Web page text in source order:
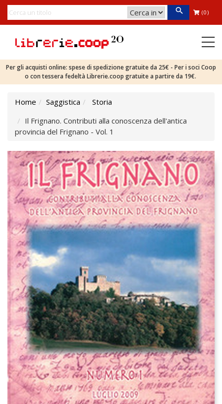
(0)
Per gli acquisti online: spese di spedizione gratuite da 25€ - Per i soci Coop
o con tessera fedeltà Librerie.coop gratuite a partire da 19€.
Home Saggistica
Storia
Il Frignano. Contributi alla conoscenza dell'antica
provincia del Frignano - Vol. 1